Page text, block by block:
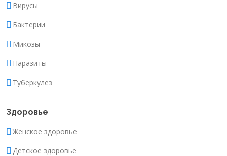
Вирусы
Бактерии
Микозы
Паразиты
Туберкулез
Здоровье
Женское здоровье
Детское здоровье